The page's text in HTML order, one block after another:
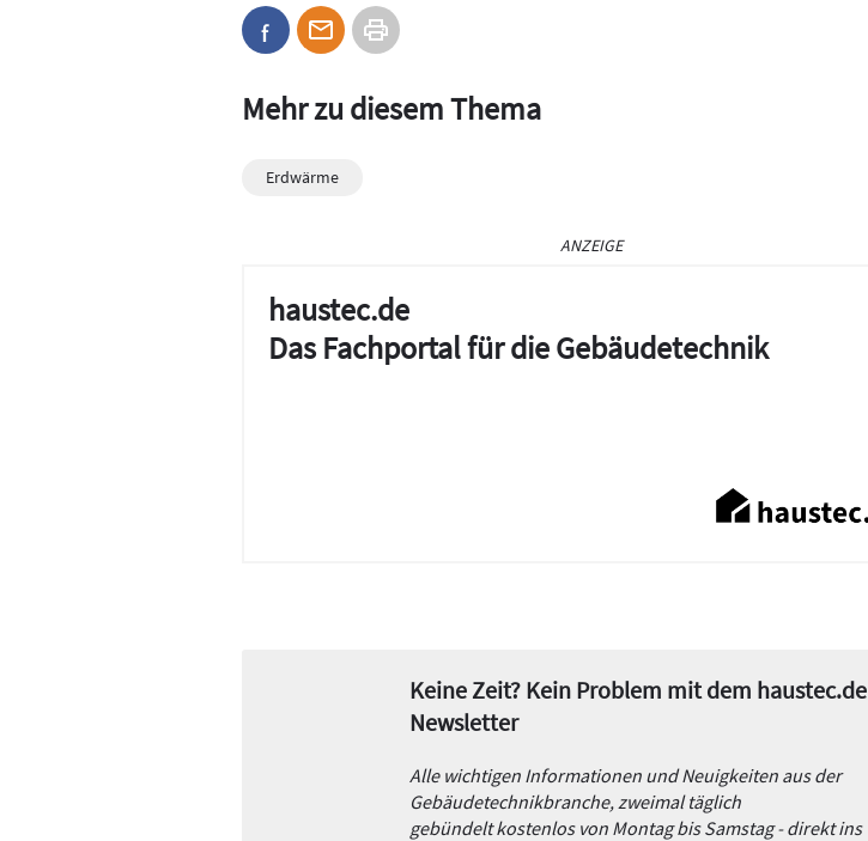
Mehr zu diesem Thema
Erdwärme
ANZEIGE
haustec.de
Das Fachportal für die Gebäudetechnik
Keine Zeit? Kein Problem mit dem haustec.de
Newsletter
Alle wichtigen Informationen und Neuigkeiten aus der
Gebäudetechnikbranche, zweimal täglich
gebündelt kostenlos von Montag bis Samstag - direkt ins